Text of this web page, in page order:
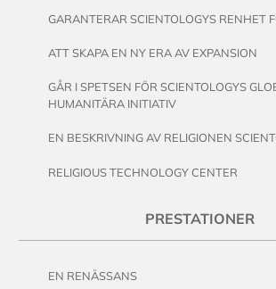
GARANTERAR SCIENTOLOGYS RENHET
ATT SKAPA EN NY ERA AV EXPANSION
GÅR I SPETSEN FÖR SCIENTOLOGYS
HUMANITÄRA INITIATIV
EN BESKRIVNING AV RELIGIONEN
RELIGIOUS TECHNOLOGY CENTER
PRESTATIONER
EN RENÄSSANS